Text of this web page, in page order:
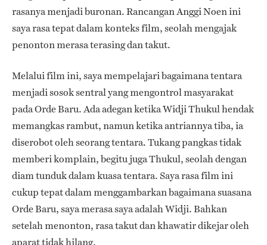
rasanya menjadi buronan. Rancangan Anggi Noen ini
saya rasa tepat dalam konteks film, seolah mengajak
penonton merasa terasing dan takut.
Melalui film ini, saya mempelajari bagaimana tentara
menjadi sosok sentral yang mengontrol masyarakat
pada Orde Baru. Ada adegan ketika Widji Thukul hendak
memangkas rambut, namun ketika antriannya tiba, ia
diserobot oleh seorang tentara. Tukang pangkas tidak
memberi komplain, begitu juga Thukul, seolah dengan
diam tunduk dalam kuasa tentara. Saya rasa film ini
cukup tepat dalam menggambarkan bagaimana suasana
Orde Baru, saya merasa saya adalah Widji. Bahkan
setelah menonton, rasa takut dan khawatir dikejar oleh